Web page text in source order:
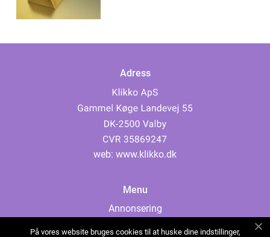
Adress
web: www.klikko.dk
Menu
Annonsering
På vores website bruges cookies til at huske dine indstillinger,